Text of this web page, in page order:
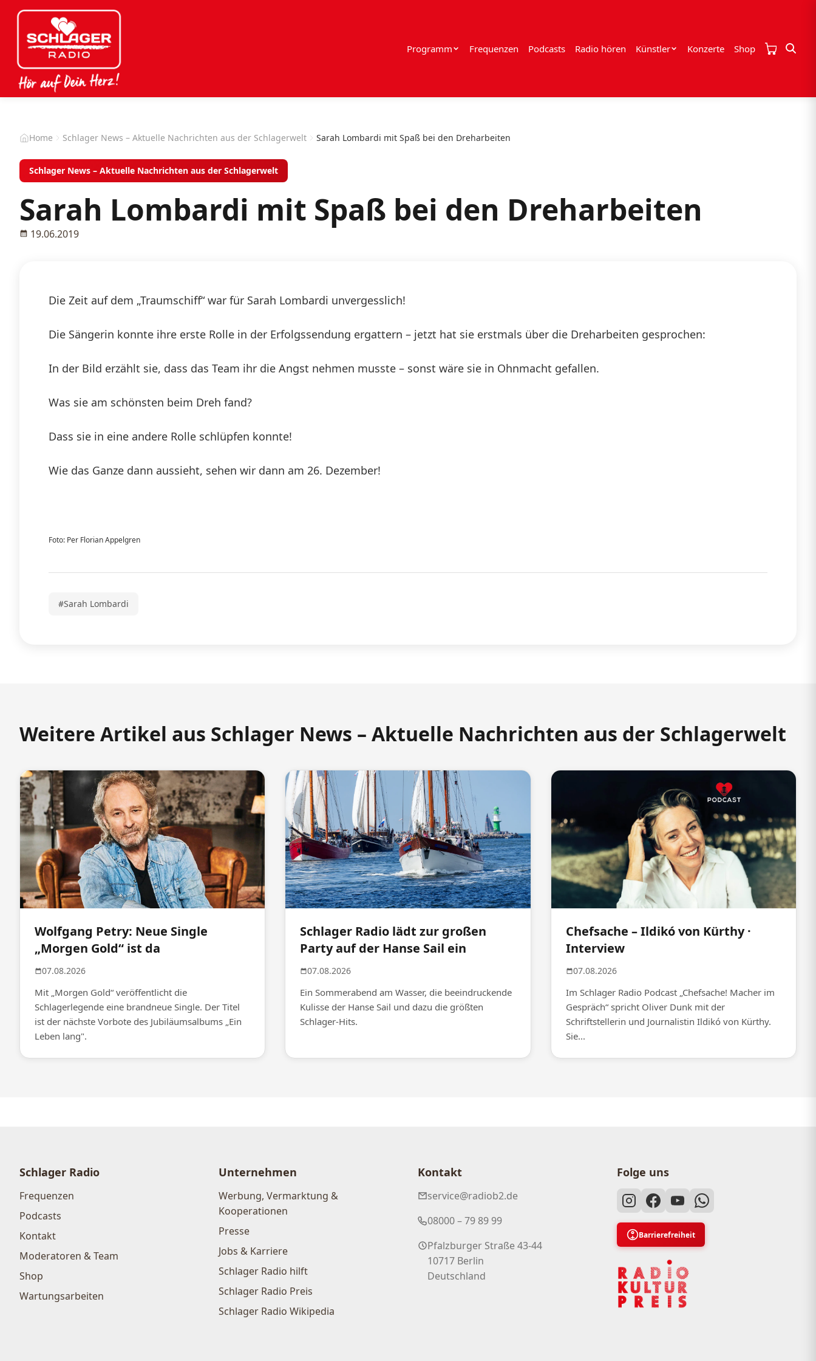
Programm Frequenzen Podcasts Radio hören Künstler Konzerte Shop
Home Schlager News – Aktuelle Nachrichten aus der Schlagerwelt Sarah Lombardi mit Spaß bei den Dreharbeiten
Schlager News – Aktuelle Nachrichten aus der Schlagerwelt
Sarah Lombardi mit Spaß bei den Dreharbeiten
19.06.2019
Die Zeit auf dem „Traumschiff“ war für Sarah Lombardi unvergesslich!
Die Sängerin konnte ihre erste Rolle in der Erfolgssendung ergattern – jetzt hat sie erstmals über die Dreharbeiten gesprochen:
In der Bild erzählt sie, dass das Team ihr die Angst nehmen musste – sonst wäre sie in Ohnmacht gefallen.
Was sie am schönsten beim Dreh fand?
Dass sie in eine andere Rolle schlüpfen konnte!
Wie das Ganze dann aussieht, sehen wir dann am 26. Dezember!
Foto: Per Florian Appelgren
#Sarah Lombardi
Weitere Artikel aus Schlager News – Aktuelle Nachrichten aus der Schlagerwelt
Wolfgang Petry: Neue Single
„Morgen Gold“ ist da
07.08.2026
Mit „Morgen Gold“ veröffentlicht die
Schlagerlegende eine brandneue Single. Der Titel
ist der nächste Vorbote des Jubiläumsalbums „Ein
Leben lang".
Schlager Radio lädt zur großen
Party auf der Hanse Sail ein
07.08.2026
Ein Sommerabend am Wasser, die beeindruckende
Kulisse der Hanse Sail und dazu die größten
Schlager-Hits.
Chefsache – Ildikó von Kürthy ·
Interview
07.08.2026
Im Schlager Radio Podcast „Chefsache! Macher im
Gespräch“ spricht Oliver Dunk mit der
Schriftstellerin und Journalistin Ildikó von Kürthy.
Sie...
Schlager Radio
Frequenzen
Podcasts
Kontakt
Moderatoren & Team
Shop
Wartungsarbeiten
Unternehmen
Werbung, Vermarktung &
Kooperationen
Presse
Jobs & Karriere
Schlager Radio hilft
Schlager Radio Preis
Schlager Radio Wikipedia
Kontakt
service@radiob2.de
08000 – 79 89 99
Pfalzburger Straße 43-44
10717 Berlin
Deutschland
Folge uns
Barrierefreiheit